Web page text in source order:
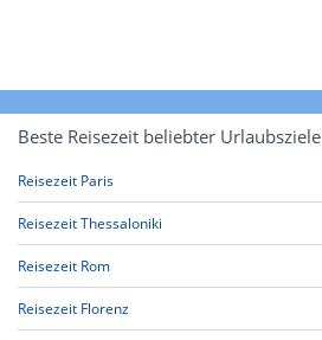
Beste Reisezeit beliebter Urlaubsziele
Reisezeit Paris
Reisezeit Thessaloniki
Reisezeit Rom
Reisezeit Florenz